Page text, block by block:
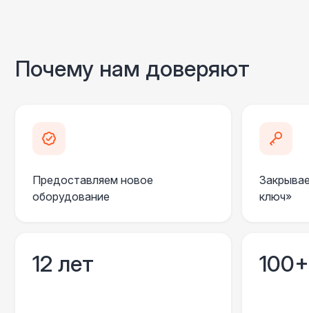
Почему нам доверяют
Предоставляем новое
оборудование
ключ»
12 лет 100+